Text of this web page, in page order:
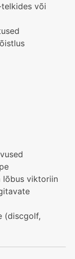
või
lõbus viktoriin
(discgolf,